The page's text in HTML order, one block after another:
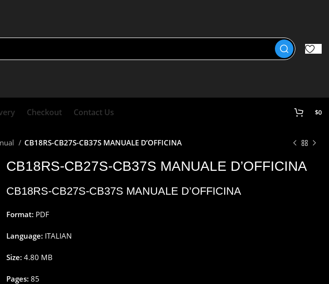
Checkout Contact Us $0
CB18RS-CB27S-CB37S MANUALE D’OFFICINA
CB18RS-CB27S-CB37S MANUALE D’OFFICINA
CB18RS-CB27S-CB37S MANUALE D’OFFICINA
Format: PDF
Language: ITALIAN
Size: 4.80 MB
Pages: 85